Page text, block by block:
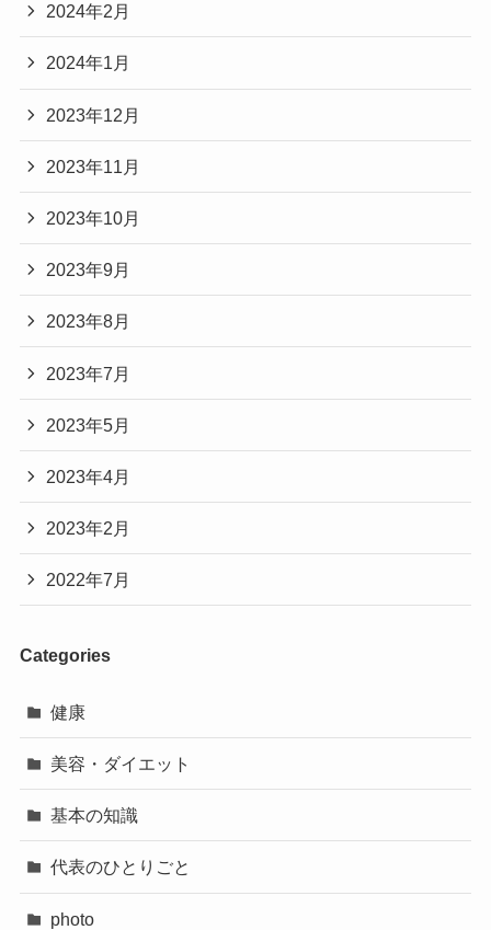
2024年2月
2024年1月
2023年12月
2023年11月
2023年10月
2023年9月
2023年8月
2023年7月
2023年5月
2023年4月
2023年2月
2022年7月
Categories
健康
美容・ダイエット
基本の知識
代表のひとりごと
photo